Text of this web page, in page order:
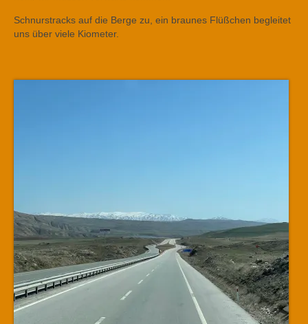
Schnurstracks auf die Berge zu, ein braunes Flüßchen begleitet
uns über viele Kiometer.